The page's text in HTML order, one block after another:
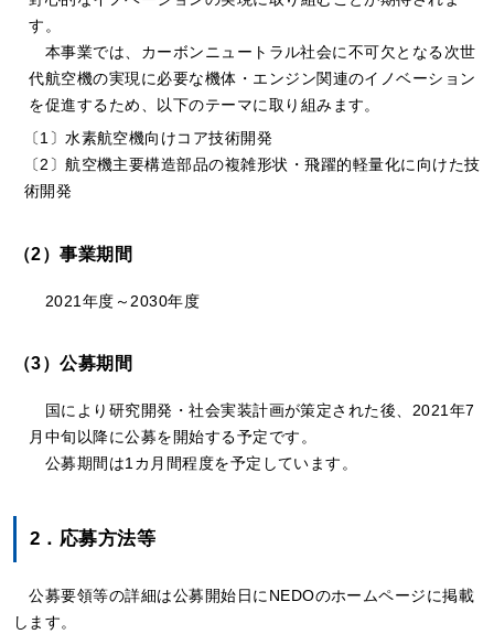
す。
本事業では、カーボンニュートラル社会に不可欠となる次世
代航空機の実現に必要な機体・エンジン関連のイノベーション
を促進するため、以下のテーマに取り組みます。
〔1〕水素航空機向けコア技術開発
〔2〕航空機主要構造部品の複雑形状・飛躍的軽量化に向けた技
術開発
（2）事業期間
2021年度～2030年度
（3）公募期間
国により研究開発・社会実装計画が策定された後、2021年7
月中旬以降に公募を開始する予定です。
公募期間は1カ月間程度を予定しています。
2．応募方法等
公募要領等の詳細は公募開始日にNEDOのホームページに掲載
します。